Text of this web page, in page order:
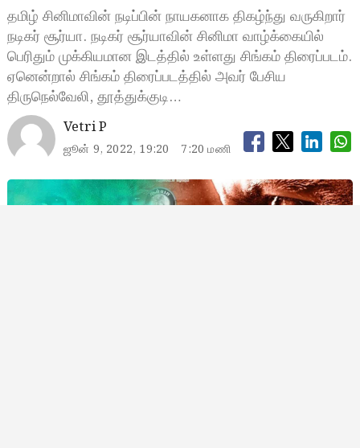
தமிழ் சினிமாவின் நடிப்பின் நாயகனாக திகழ்ந்து வருகிறார்
நடிகர் சூர்யா. நடிகர் சூர்யாவின் சினிமா வாழ்க்கையில்
பெரிதும் முக்கியமான இடத்தில் உள்ளது சிங்கம் திரைப்படம்.
ஏனென்றால் சிங்கம் திரைப்படத்தில் அவர் பேசிய
திருநெல்வேலி, தூத்துக்குடி…
Vetri P
ஜூன் 9, 2022, 19:20 7:20 மணி